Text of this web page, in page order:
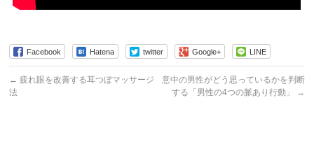
Facebook Hatena twitter Google+ LINE
← 疲れ眼を改善する耳つぼマッサージ
法
意中の男性がどう思っているかを判断
する「男性の4つの脈あり行動」
→